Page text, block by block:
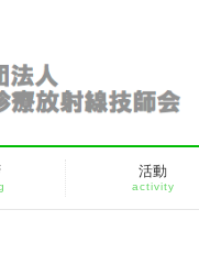
活動
activity